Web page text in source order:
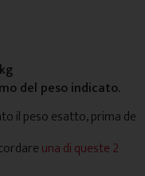
del peso indicato.
il peso esatto, prima de
una di queste 2